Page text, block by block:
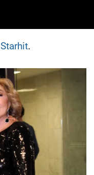
Starhit.